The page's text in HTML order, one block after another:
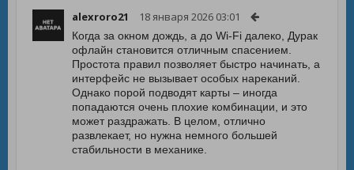
alexroro21 18 января 2026 03:01
Когда за окном дождь, а до Wi-Fi далеко, Дурак
офлайн становится отличным спасением.
Простота правил позволяет быстро начинать, а
интерфейс не вызывает особых нареканий.
Однако порой подводят карты – иногда
попадаются очень плохие комбинации, и это
может раздражать. В целом, отлично
развлекает, но нужна немного большей
стабильности в механике.